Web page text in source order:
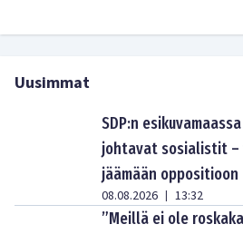
Uusimmat
SDP:n
johtavat sosialistit
jäämään oppositioon
08.08.2026 | 13:32
”Meillä ei ole